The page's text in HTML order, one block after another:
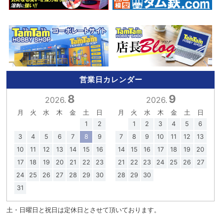
営業日カレンダー
2026. 8
月 火 水 木 金 土
日
1
2
3
4 5 6 7 8
9
10
11 12 13 14 15
16
17
18 19 20 21 22
23
24
25 26 27 28 29
30
31
2026. 9
月 火 水 木 金 土
日
1
2 3 4 5
6
7
8 9 10 11 12
13
14
15 16 17 18 19
20
21
22 23 24 25 26
27
28
29 30
土・日曜日と祝日は定休日とさせて頂いております。